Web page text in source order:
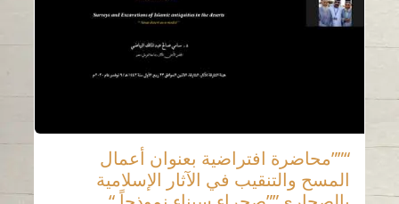
“””محاضرة افتراضية بعنوان أعمال
المسح والتنقيب في الآثار الإسلامية